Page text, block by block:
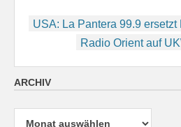
Beitragsnavigation
USA: La Pantera 99.9 ersetzt
Radio Orient auf
ARCHIV
Archiv